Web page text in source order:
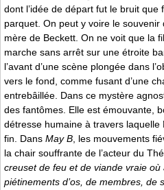
dont l’idée de départ fut le bruit
parquet. On peut y voire le
mère de Beckett. On ne voit que la
marche sans arrêt sur une étroite
l’avant d’une scène plongée dans
vers le fond, comme fusant d’une
entrebâillée. Dans ce mystère
des fantômes. Elle est émouvante,
détresse humaine à travers
fin. Dans May B, les mouvements
la chair souffrante de l’acteur du
creuset de feu et de viande vraie
piétinements d’os, de membres, de